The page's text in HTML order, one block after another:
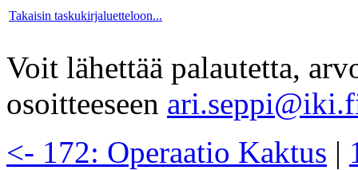
Takaisin taskukirjaluetteloon...
Voit lähettää palautetta,
osoitteeseen
<- 172: Operaatio Kaktus |